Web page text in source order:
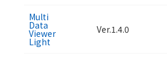
Multi
Data
Viewer
Light
Ver.1.4.0